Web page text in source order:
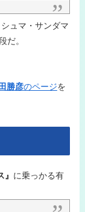
ュマ・サンダマ
だ。
勝彦のページを
に乗っかる有